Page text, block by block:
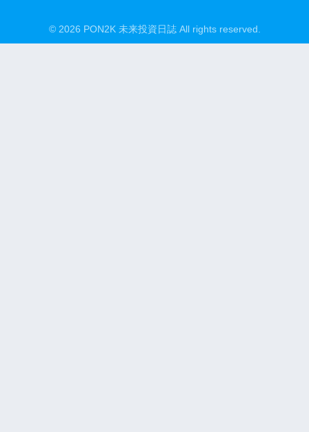
© 2026 PON2K 未来投資日誌 All rights reserved.